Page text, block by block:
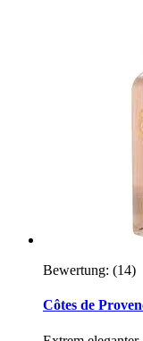
Bewertung: (14)
Côtes de